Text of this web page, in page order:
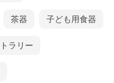
茶器 子ども用食器
ラリー